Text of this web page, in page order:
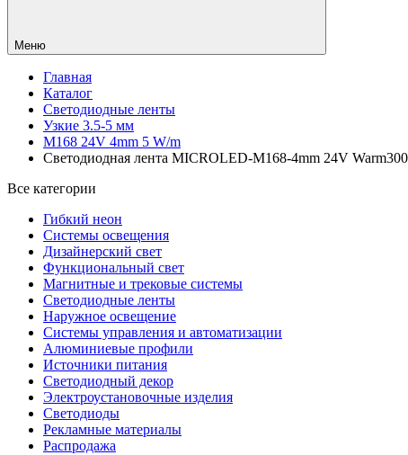
Меню
Главная
Каталог
Светодиодные ленты
Узкие 3.5-5 мм
M168 24V 4mm 5 W/m
Светодиодная лента MICROLED-M168-4mm 24V
Все категории
Гибкий неон
Системы освещения
Дизайнерский свет
Функциональный свет
Магнитные и трековые системы
Светодиодные ленты
Наружное освещение
Системы управления и автоматизации
Алюминиевые профили
Источники питания
Светодиодный декор
Электроустановочные изделия
Светодиоды
Рекламные материалы
Распродажа